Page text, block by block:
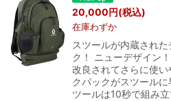
20,000円(税込)
在庫わずか
スツールが内蔵され
ク！ ニューデザイン
改良されてさらに使
クパックがスツール
ツールは10秒で組み